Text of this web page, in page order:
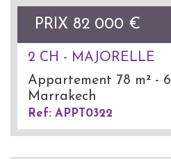
PRIX 82 000 €
2 CH - MAJORELLE
Appartement 78 m² -
Marrakech
Ref: APPT0322